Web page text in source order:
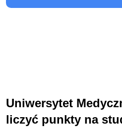
Uniwersytet
liczyć punkty na